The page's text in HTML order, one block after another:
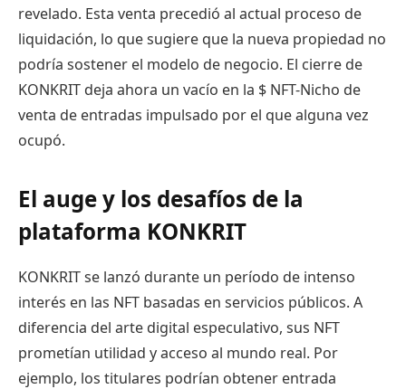
revelado. Esta venta precedió al actual proceso de
liquidación, lo que sugiere que la nueva propiedad no
podría sostener el modelo de negocio. El cierre de
KONKRIT deja ahora un vacío en la $ NFT-Nicho de
venta de entradas impulsado por el que alguna vez
ocupó.
El auge y los desafíos de la
plataforma KONKRIT
KONKRIT se lanzó durante un período de intenso
interés en las NFT basadas en servicios públicos. A
diferencia del arte digital especulativo, sus NFT
prometían utilidad y acceso al mundo real. Por
ejemplo, los titulares podrían obtener entrada